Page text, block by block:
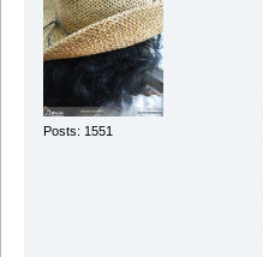
Posts: 1551